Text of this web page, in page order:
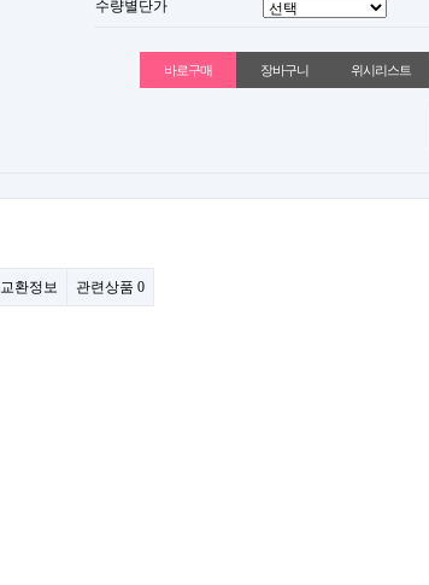
수량별단가
위시리스트
교환정보 관련상품 0